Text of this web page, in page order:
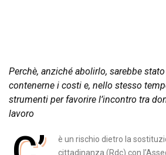
Perchè, anziché abolirlo, sarebbe
contenerne i costi e, nello stesso
strumenti per favorire l’incontro tra
lavoro
è un rischio dietro la
cittadinanza (Rdc) con